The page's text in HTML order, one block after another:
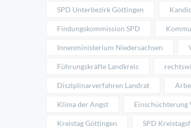
SPD Unterbezirk Göttingen
Findungskommission SPD
Innenministerium Niedersachsen
Führungskräfte Landkreis
Disziplinarverfahren Landrat
Klima der Angst Einschüchterung
Kreistag Göttingen SPD